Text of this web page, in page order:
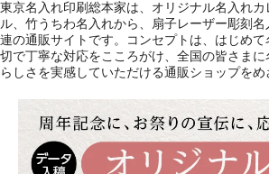
東京名入れ印刷総本家は、オリジナル名入れ
ル、竹うちわ名入れから、扇子レーザー彫刻
連の通販サイトです。コンセプトは、はじめ
切で丁寧な対応をこころがけ、全国の皆さま
らしさを実感していただける通販ショップをめ